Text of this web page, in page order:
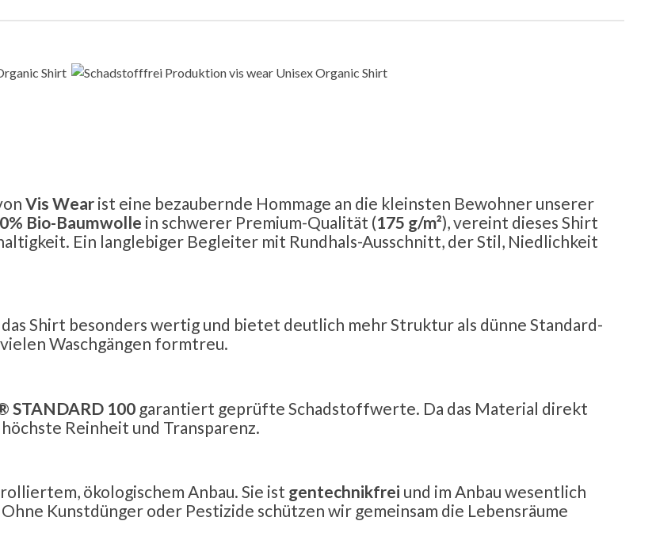
Vis Wear ist eine bezaubernde Hommage an die kleinsten Bewohner unserer
Bio-Baumwolle in schwerer Premium-Qualität (175 g/m²), vereint dieses Shirt
Ein langlebiger Begleiter mit Rundhals-Ausschnitt, der Stil, Niedlichkeit
Shirt besonders wertig und bietet deutlich mehr Struktur als dünne Standard-
Waschgängen formtreu.
STANDARD 100 garantiert geprüfte Schadstoffwerte. Da das Material direkt
Reinheit und Transparenz.
ökologischem Anbau. Sie ist gentechnikfrei und im Anbau wesentlich
Kunstdünger oder Pestizide schützen wir gemeinsam die Lebensräume